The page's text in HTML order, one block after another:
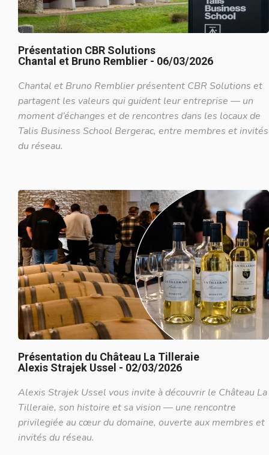
Présentation CBR Solutions
Chantal et Bruno Remblier - 06/03/2026
Chantal et Bruno Remblier présentent CBR Solutions et
partagent les valeurs qui guident leur entreprise — un
moment d’échanges et de rencontres dans les locaux de
Talis Business School Bergerac, entre membres et invités
du réseau.
Présentation du Château La Tilleraie
Alexis Strajek Ussel - 02/03/2026
Alexis Strajek Ussel vous invite à découvrir le Château La
Tilleraie, son histoire et sa vision — une rencontre
privilegiée au cœur du domaine, ouverte aux membres et
invités du réseau.